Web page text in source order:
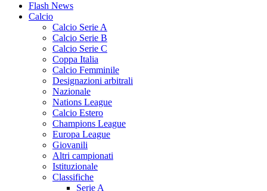
Flash News
Calcio
Calcio Serie A
Calcio Serie B
Calcio Serie C
Coppa Italia
Calcio Femminile
Designazioni arbitrali
Nazionale
Nations League
Calcio Estero
Champions League
Europa League
Giovanili
Altri campionati
Istituzionale
Classifiche
Serie A